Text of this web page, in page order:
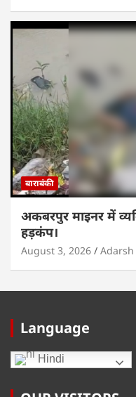
बाराबंकी
अकबरपुर माइनर में
हड़कंप।
August 3, 2026 Adarsh
Language
Hindi